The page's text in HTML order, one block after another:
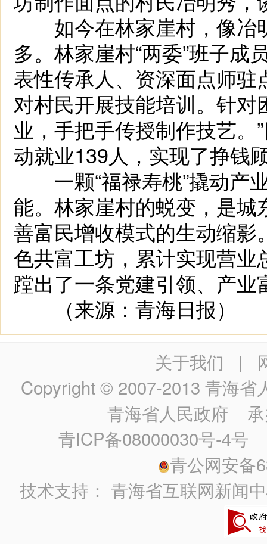
如今在林家崖村，像冶
多。林家崖村“两委”班子成
表性传承人、资深面点师驻
对村民开展技能培训。针
业，手把手传授制作技艺。
动就业139人，实现了挣钱
一颗“福禄寿桃”撬动产
能。林家崖村的蜕变，是
善富民增收模式的生动缩
色共富工坊，累计实现营
蹚出了一条党建引领、产
（来源：青海日报）
关于我们 |
Copyright © 2007-2013 青海省
青海省人民政府 承
青ICP备08000030号-4号
青公网安备
技术支持：青海省互联网新闻